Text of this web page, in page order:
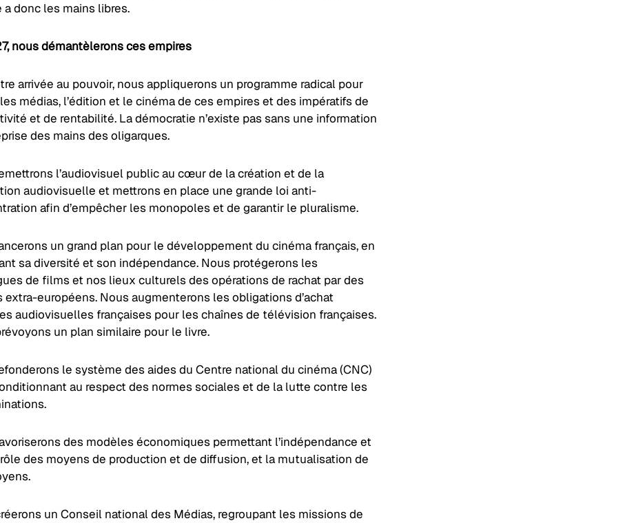
a donc les mains libres.
nous démantèlerons ces empires
arrivée au pouvoir, nous appliquerons un programme radical pour
médias, l’édition et le cinéma de ces empires et des impératifs de
et de rentabilité. La démocratie n’existe pas sans une information
des mains des oligarques.
l’audiovisuel public au cœur de la création et de la
audiovisuelle et mettrons en place une grande loi anti-
afin d’empêcher les monopoles et de garantir le pluralisme.
un grand plan pour le développement du cinéma français, en
sa diversité et son indépendance. Nous protégerons les
de films et nos lieux culturels des opérations de rachat par des
extra-européens. Nous augmenterons les obligations d’achat
audiovisuelles françaises pour les chaînes de télévision françaises.
un plan similaire pour le livre.
le système des aides du Centre national du cinéma (CNC)
au respect des normes sociales et de la lutte contre les
des modèles économiques permettant l’indépendance et
des moyens de production et de diffusion, et la mutualisation de
un Conseil national des Médias, regroupant les missions de